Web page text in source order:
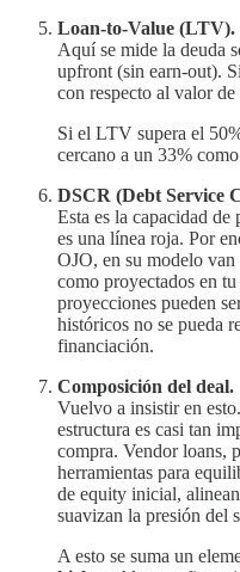
Loan-to-Value (LTV).
Aquí se mide la deuda
upfront (sin earn-out).
con respecto al valor
Si el LTV supera el
cercano a un 33%
DSCR (Debt Service
Esta es la capacidad
es una línea roja. Por
OJO, en su modelo
como proyectados en
proyecciones pueden
históricos no se pueda
financiación.
Composición del deal.
Vuelvo a insistir en
estructura es casi tan
compra. Vendor loans,
herramientas para
de equity inicial,
suavizan la presión del
A esto se suma un